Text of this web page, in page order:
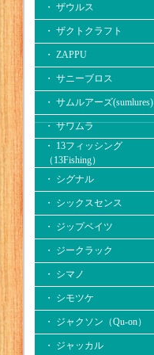
・ ザウルス
・ ザクトクラフト
・ ZAPPU
・ サニーブロス
・ サムルアーズ(sumlures)
・ サワムラ
・ 13フィッシング
（13Fishing）
・ シグナル
・ シックスセンス
・ ジップベイツ
・ ジークラック
・ シマノ
・ シモツケ
・ ジャクソン（Qu-on）
・ ジャッカル